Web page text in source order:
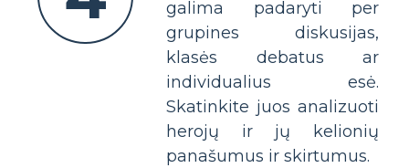
galima padaryti per
grupines diskusijas,
klasės debatus ar
individualius esė.
Skatinkite juos analizuoti
herojų ir jų kelionių
panašumus ir skirtumus.